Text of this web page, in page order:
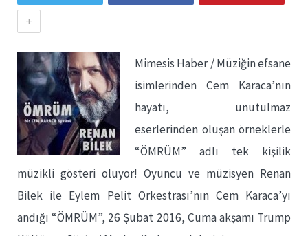
+
Mimesis Haber / Müziğin efsane
isimlerinden Cem Karaca’nın
hayatı, unutulmaz
eserlerinden oluşan örneklerle
“ÖMRÜM” adlı tek kişilik
müzikli gösteri oluyor! Oyuncu ve müzisyen Renan
Bilek ile Eylem Pelit Orkestrası’nın Cem Karaca’yı
andığı “ÖMRÜM”, 26 Şubat 2016, Cuma akşamı Trump